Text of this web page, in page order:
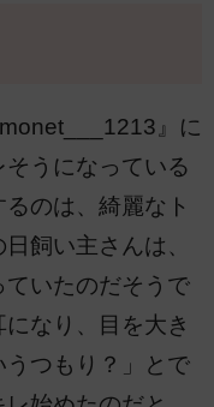
』に
うになっている
のは、綺麗なト
飼い主さんは、
いたのだそうで
なり、目を大き
つもり？」とで